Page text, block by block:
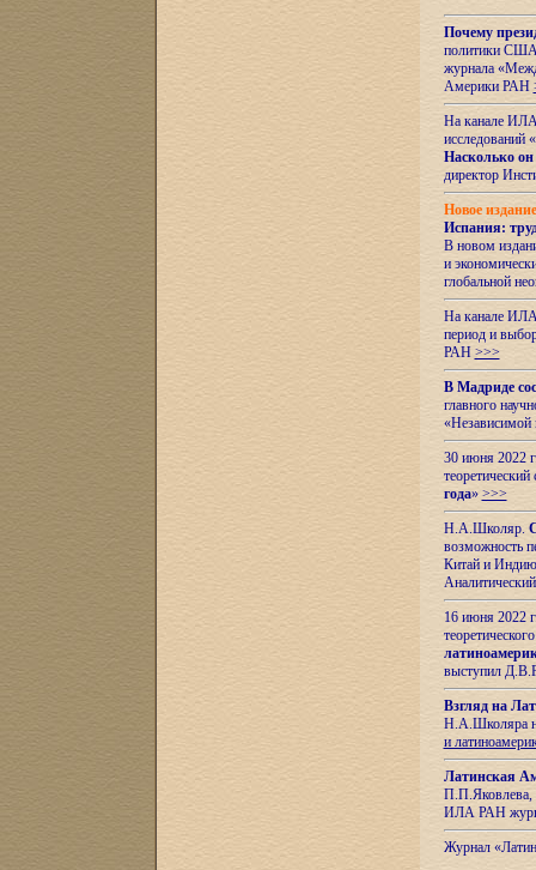
Почему
политики США
журнала
Америки РАН
На канале ИЛА
исследований «
Насколько он
директор
Новое
Испания:
В новом
и
глобальной
На канале
период и
РАН >>>
В Мадриде
главного
«Независимой
30 июня 2022
года» >>>
Н.А.Школяр.
возможность
Китай и
16 июня 2022
выступил
Взгляд на
Н.А.Школяра
и
Латинская
П.П.Яковлева,
ИЛА РАН
Журнал